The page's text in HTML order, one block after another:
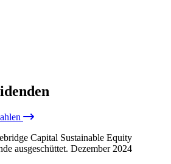
Capital Sustainable Equity
ausgeschüttet. Dezember 2024